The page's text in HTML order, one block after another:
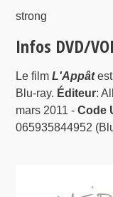
strong
Infos DVD/
Le filmL'Appâtest
Blu-ray. Éditeur:
mars 2011 -Code
065935844952